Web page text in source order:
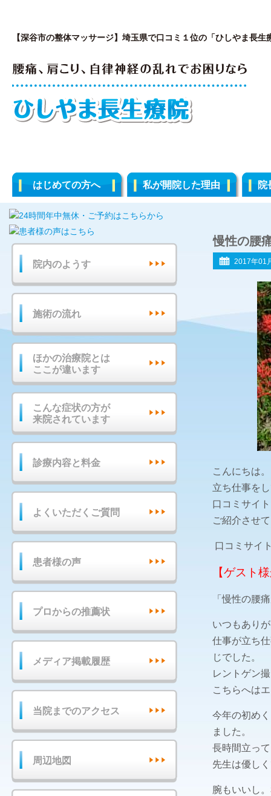
【深谷市の整体マッサージ】埼玉県で口コミ１位の「ひしやま長生
はじめての方へ 私が開院した理由 院
慢性の腰
2017年01
こんにちは。
立ち仕事を
口コミサイ
ご紹介させ
口コミサイ
【ゲスト
「慢性の腰
いつもあり
仕事が立ち
じでした。
レントゲン
こちらへは
今年の初め
ました。
長時間立っ
先生は優し
腕もいいし
院内のようす
施術の流れ
ほかの治療院とは
ここが違います
こんな症状の方が
来院されています
診療内容と料金
よくいただくご質問
患者様の声
プロからの推薦状
メディア掲載履歴
当院までのアクセス
周辺地図